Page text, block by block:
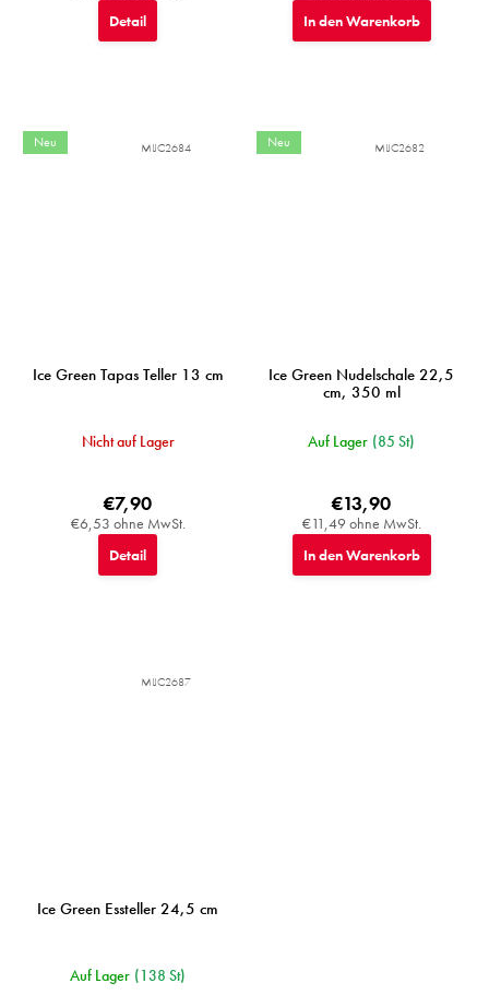
Detail In den Warenkorb
Neu
Ice Green Tapas Teller 13 cm
Nicht auf Lager
€6,53 ohne MwSt.
€7,90
Detail
MIJC2684 Neu
Ice Green Nudelschale 22,5
cm, 350 ml
Auf Lager (85 St)
€11,49 ohne MwSt.
€13,90
In den Warenkorb
MIJC2682
Ice Green Essteller 24,5 cm
Auf Lager (138 St)
MIJC2687